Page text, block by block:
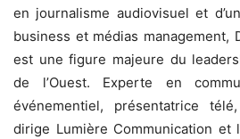
en journalisme audiovisuel et
business et médias management,
est une figure majeure du
de l’Ouest. Experte en
événementiel, présentatrice
dirige Lumière Communication et